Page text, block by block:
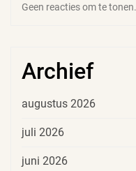
Geen reacties om te tonen.
Archief
augustus 2026
juli 2026
juni 2026